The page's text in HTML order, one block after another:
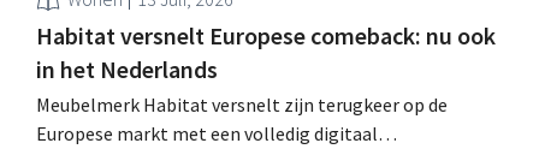
Habitat versnelt Europese comeback: nu ook
in het Nederlands
Meubelmerk Habitat versnelt zijn terugkeer op de
Europese markt met een volledig digitaal